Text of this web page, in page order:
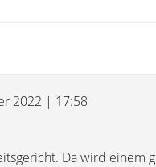
2022 | 17:58
Da wird einem